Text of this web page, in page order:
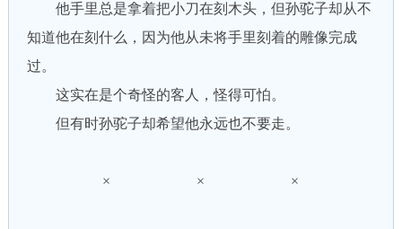
他手里总是拿着把小刀在刻木头，但孙驼子却从不
知道他在刻什么，因为他从未将手里刻着的雕像完成
过。
这实在是个奇怪的客人，怪得可怕。
但有时孙驼子却希望他永远也不要走。
× × ×